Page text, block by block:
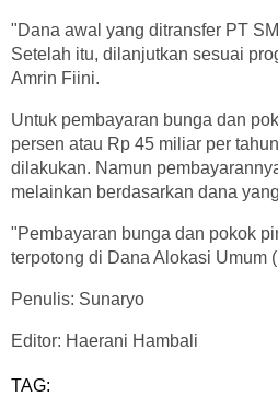
"Dana awal yang ditransfer PT
Setelah itu, dilanjutkan sesuai
Amrin Fiini.
Untuk pembayaran bunga dan
persen atau Rp 45 miliar per
dilakukan. Namun
melainkan berdasarkan dana
"Pembayaran bunga dan pokok
terpotong di Dana Alokasi Umum
Penulis: Sunaryo
Editor: Haerani Hambali
TAG: